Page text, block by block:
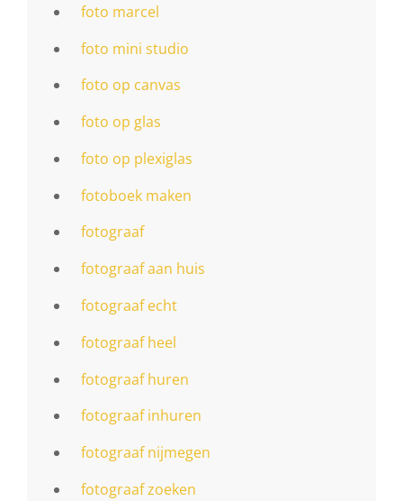
foto marcel
foto mini studio
foto op canvas
foto op glas
foto op plexiglas
fotoboek maken
fotograaf
fotograaf aan huis
fotograaf echt
fotograaf heel
fotograaf huren
fotograaf inhuren
fotograaf nijmegen
fotograaf zoeken